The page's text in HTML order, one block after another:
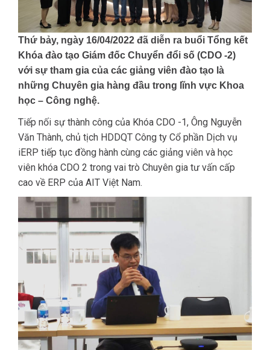
Thứ bảy, ngày 16/04/2022 đã diễn ra buổi Tổng kết
Khóa đào tạo Giám đốc Chuyển đổi số (CDO -2)
với sự tham gia của các giảng viên đào tạo là
những Chuyên gia hàng đầu trong lĩnh vực Khoa
học – Công nghệ.
Tiếp nối sự thành công của Khóa CDO -1, Ông Nguyễn
Văn Thành, chủ tịch HDDQT Công ty Cổ phần Dịch vụ
iERP tiếp tục đồng hành cùng các giảng viên và học
viên khóa CDO 2 trong vai trò Chuyên gia tư vấn cấp
cao về ERP của AIT Việt Nam.